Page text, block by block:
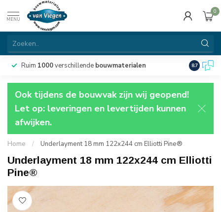
MENU
0
Ruim 1000verschillende bouwmaterialen 8.7
Ook tijdens de bouwvak zijn wij geopend!
Let op: leveringen en levertijden kunnen
afwijken.
Home / Underlayment 18 mm 122x244 cm Elliotti Pine®
Underlayment 18 mm 122x244 cm Elliotti
Pine®